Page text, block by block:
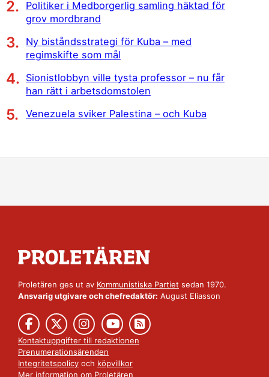
Politiker i Medborgerlig samling häktad för
grov mordbrand
Ny biståndsstrategi för Kuba – med
regimskifte som mål
Sionistlobbyn ville tysta professor – nu får
han rätt i arbetsdomstolen
Venezuela sviker Palestina – och Kuba
Proletären ges ut av Kommunistiska Partiet sedan 1970.
Ansvarig utgivare och chefredaktör: August Eliasson
Kontaktuppgifter till redaktionen
Prenumerationsärenden
Integritetspolicy och köpvillkor
Mer information om Proletären